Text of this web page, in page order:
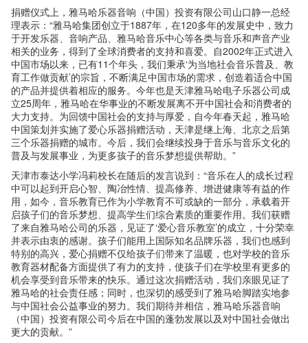
捐赠仪式上，雅马哈乐器音响（中国）投资有限公司山口静一总经
理表示：“雅马哈集团创立于1887年，在120多年的发展史中，致力
于开发乐器、音响产品、雅马哈音乐中心等各类与音乐和声音产业
相关的业务，得到了全球消费者的支持和喜爱。自2002年正式进入
中国市场以来，已有11个年头，我们秉承‘为当地社会音乐普及、教
育工作做贡献’的宗旨，不断满足中国市场的需求，创造着适合中国
的产品并提供着相应的服务。今年也是天津雅马哈电子乐器公司成
立25周年，雅马哈在华事业的不断发展离不开中国社会和消费者的
大力支持。为回馈中国社会的支持与厚爱，自今年春天起，雅马哈
中国策划并实施了爱心乐器捐赠活动，天津是继上海、北京之后第
三个乐器捐赠的城市。今后，我们会继续投身于音乐与音乐文化的
普及与发展事业，为更多孩子的音乐梦想提供帮助。”
天津市泰达小学冯莉校长在随后的发言说到：“音乐在人的成长过程
中可以起到开启心智、陶冶性情、提高修养、增进健康等有益的作
用，如今，音乐教育已作为小学教育不可或缺的一部分，承载着开
启孩子们的音乐梦想、提高学生们综合素质的重要作用。我们获赠
了来自雅马哈公司的乐器，见证了‘爱心音乐教室’的成立，十分荣幸
并表示由衷的感谢。孩子们能用上国际知名品牌乐器，我们也感到
特别的高兴，爱心捐赠不仅给孩子们带来了温暖，也对学校的音乐
教育器材配备方面提供了有力的支持，使孩子们在学校里有更多的
机会享受到音乐带来的快乐。通过这次捐赠活动，我们亲眼见证了
雅马哈的社会责任感；同时，也深切的感受到了雅马哈脚踏实地参
与中国社会公益事业的努力。我们期待并相信，雅马哈乐器音响
（中国）投资有限公司今后在中国的蓬勃发展以及对中国社会做出
更大的贡献。”